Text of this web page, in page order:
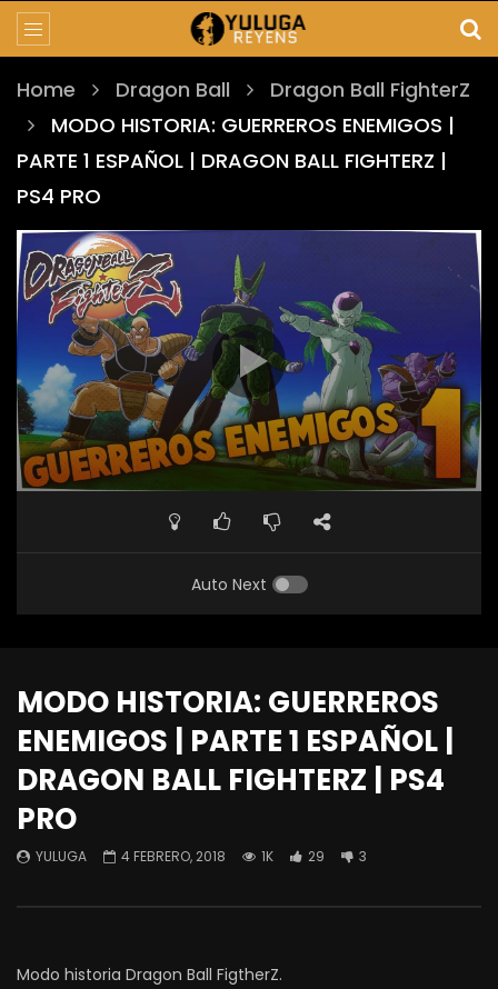
Home Dragon Ball
Dragon Ball FighterZ
MODO HISTORIA: GUERREROS ENEMIGOS |
PARTE 1 ESPAÑOL | DRAGON BALL FIGHTERZ |
PS4 PRO
Auto Next
MODO HISTORIA: GUERREROS
ENEMIGOS | PARTE 1 ESPAÑOL |
DRAGON BALL FIGHTERZ | PS4
PRO
YULUGA 4 FEBRERO, 2018 1K 29 3
Modo historia Dragon Ball FigtherZ.